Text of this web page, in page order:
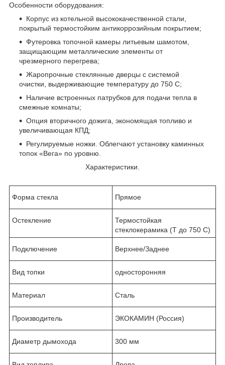
Особенности оборудования:
Корпус из котельной высококачественной стали,
покрытый термостойким антикоррозийным покрытием;
Футеровка топочной камеры литьевым шамотом,
защищающим металлические элементы от
чрезмерного перегрева;
Жаропрочные стеклянные дверцы с системой
очистки, выдерживающие температуру до 750 С;
Наличие встроенных патрубков для подачи тепла в
смежные комнаты;
Опция вторичного дожига, экономящая топливо и
увеличивающая КПД;
Регулируемые ножки. Облегчают установку каминных
топок «Вега» по уровню.
Характеристики.
Форма стекла Прямое
Остекление
Термостойкая
стеклокерамика (Т до 750 С)
Подключение Верхнее/Заднее
Вид топки односторонняя
Материал Сталь
Производитель ЭКОКАМИН (Россия)
Диаметр дымохода 300 мм